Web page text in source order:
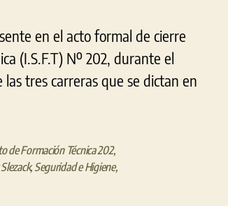
en el acto formal de cierre
(I.S.F.T) Nº 202, durante el
tres carreras que se dictan en
de Formación Técnica 202,
,Seguridad e Higiene,